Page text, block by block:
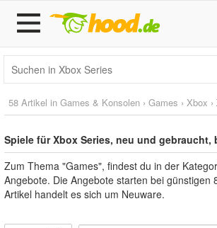
58 Artikel in Games & Konsolen › Games › Xbox ›
Spiele für Xbox Series, neu und gebraucht,
Zum Thema "Games", findest du in der
Angebote. Die Angebote starten bei günstigen
Artikel handelt es sich um Neuware.